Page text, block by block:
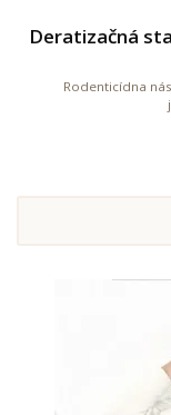
Deratizačná
Rodenticídna